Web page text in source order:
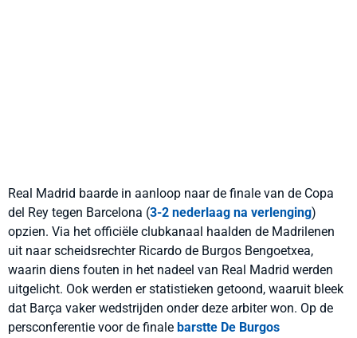
Real Madrid baarde in aanloop naar de finale van de Copa
del Rey tegen Barcelona (3-2 nederlaag na verlenging)
opzien. Via het officiële clubkanaal haalden de Madrilenen
uit naar scheidsrechter Ricardo de Burgos Bengoetxea,
waarin diens fouten in het nadeel van Real Madrid werden
uitgelicht. Ook werden er statistieken getoond, waaruit bleek
dat Barça vaker wedstrijden onder deze arbiter won. Op de
persconferentie voor de finale barstte De Burgos